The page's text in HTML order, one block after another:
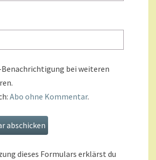
bei weiteren
Abo ohne Kommentar.
dieses Formulars erklärst du